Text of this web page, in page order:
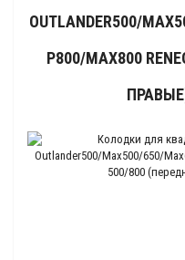
OUTLANDER500/
P800/MAX800